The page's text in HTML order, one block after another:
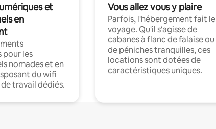
et
en
les
nomades et en
du wifi
travail dédiés.
Vous allez vous y plaire
Parfois, l'hébergement fait le
voyage. Qu'il s'agisse de
cabanes à flanc de falaise ou
de péniches tranquilles, ces
locations sont dotées de
caractéristiques uniques.